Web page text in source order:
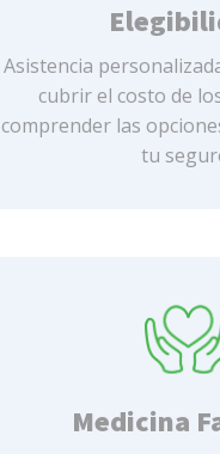
Asistencia
cubrir el costo de
comprender las
tu
Medicina